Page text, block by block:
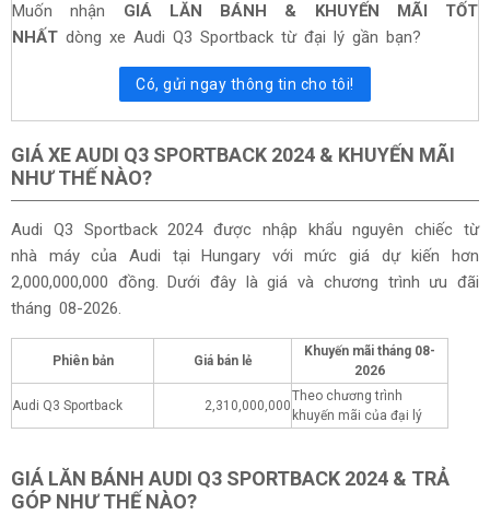
Muốn nhận GIÁ LĂN BÁNH & KHUYẾN MÃI TỐT
NHẤT dòng xe Audi Q3 Sportback từ đại lý gần bạn?
Có, gửi ngay thông tin cho tôi!
GIÁ XE AUDI Q3 SPORTBACK 2024 & KHUYẾN MÃI
NHƯ THẾ NÀO?
Audi Q3 Sportback 2024 được nhập khẩu nguyên chiếc từ
nhà máy của Audi tại Hungary với mức giá dự kiến hơn
2,000,000,000 đồng. Dưới đây là giá và chương trình ưu đãi
tháng 08-2026.
Phiên bản Giá bán lẻ
Khuyến mãi tháng 08-
2026
Audi Q3 Sportback 2,310,000,000
Theo chương trình
khuyến mãi của đại lý
GIÁ LĂN BÁNH AUDI Q3 SPORTBACK 2024 & TRẢ
GÓP NHƯ THẾ NÀO?